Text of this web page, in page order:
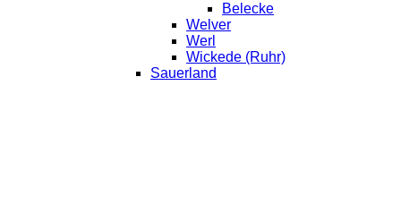
Belecke
Welver
Werl
Wickede (Ruhr)
Sauerland